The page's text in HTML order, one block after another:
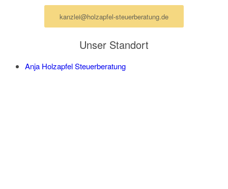
kanzlei@holzapfel-steuerberatung.de
Unser Standort
Anja Holzapfel Steuerberatung